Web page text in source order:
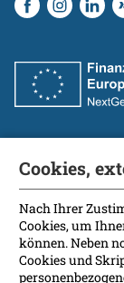
Fakultät
International
Kontakt
Presse
Soziale Medien
Cookies,
Nach Ihrer
Cookies, um
können. Neben
Cookies und